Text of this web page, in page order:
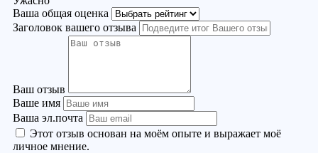
Ваша общая оценка
Заголовок вашего отзыва
Ваш отзыв
Ваше имя
Ваша эл.почта
Этот отзыв основан на моём опыте и выражает моё
личное мнение.